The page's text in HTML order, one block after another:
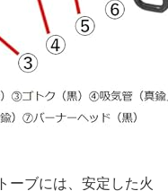
ーブには、安定した火